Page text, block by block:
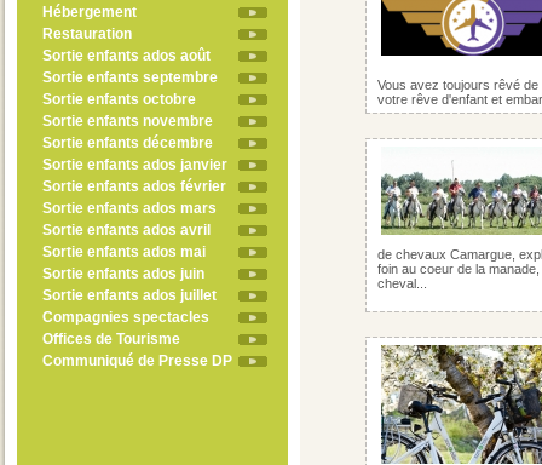
Hébergement
Restauration
Sortie enfants ados août
Sortie enfants septembre
Sortie enfants octobre
Sortie enfants novembre
Sortie enfants décembre
Sortie enfants ados janvier
Sortie enfants ados février
Sortie enfants ados mars
Sortie enfants ados avril
Sortie enfants ados mai
Sortie enfants ados juin
Sortie enfants ados juillet
Compagnies spectacles
Offices de Tourisme
Communiqué de Presse DP
Vous avez toujours rêvé
votre rêve d'enfant et
de chevaux Camargue,
foin au coeur de la
cheval...